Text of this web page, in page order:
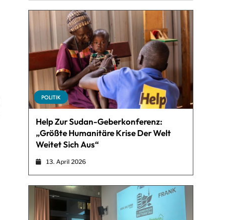
POLITIK
Help Zur Sudan-Geberkonferenz:
„Größte Humanitäre Krise Der Welt
Weitet Sich Aus“
13. April 2026